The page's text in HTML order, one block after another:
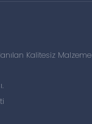
Kalitesiz Malzeme